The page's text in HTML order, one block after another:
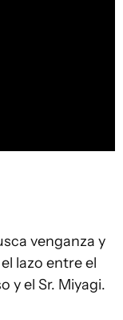
venganza y
lazo entre el
y el Sr. Miyagi.